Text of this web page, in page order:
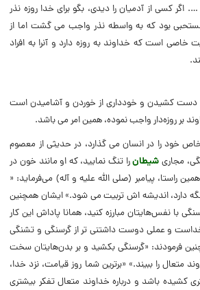
کسی از آدمیان را دیدی، بگو برای خدا روزه نذر
مستحبی بود که به واسطه نذر واجب می‌ گشت اما از
خاصی است که خداوند به روزه دارد و آنرا به افراد
دست کشیدن و خودداری از خوردن و آشامیدن است
بر روزه‌دار واجب نموده، همین امر می‌ باشد.
خاص خود را در انسان می‌ گذارد، در حدیثی از معصوم
مجاریشیطانرا تنگ نمایید، که او مانند خون در
راستا، پیامبر (صلی الله علیه و آله) می‌فرماید: «
دارد، اندیشه‌ اش تربیت می‌ شود.» ایشان همچنین
با نفس‌هایتان مبارزه کنید، همانا پاداش این کار
خداست و عملی دوست داشتنی‌ تر از گرسنگی و تشنگی
فرمودند: «گرسنگی بکشید و بر بدن‌هایتان سخت
متعال را ببیند.» «برترین شما روز قیامت، نزد خدا،
باشد و درباره خداوند متعال تفکر بیشتری